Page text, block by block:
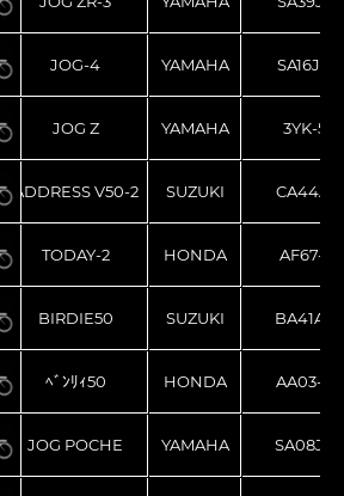
JOG-4 YAMAHA SA16J-
JOG Z YAMAHA 3YK-
ADDRESS V50-2 SUZUKI CA44A-
TODAY-2 HONDA AF67-
BIRDIE50 SUZUKI BA41A-
ﾍﾞﾝﾘｨ50 HONDA AA03-
JOG POCHE YAMAHA SA08J-